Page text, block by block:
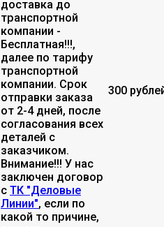
доставка до
транспортной
компании -
Бесплатная!!!,
далее по тарифу
транспортной
компании. Срок
отправки заказа
от 2-4 дней, после
согласования всех
деталей с
заказчиком.
Внимание!!! У нас
заключен договор
с ТК "Деловые
Линии", если по
какой то причине,
300